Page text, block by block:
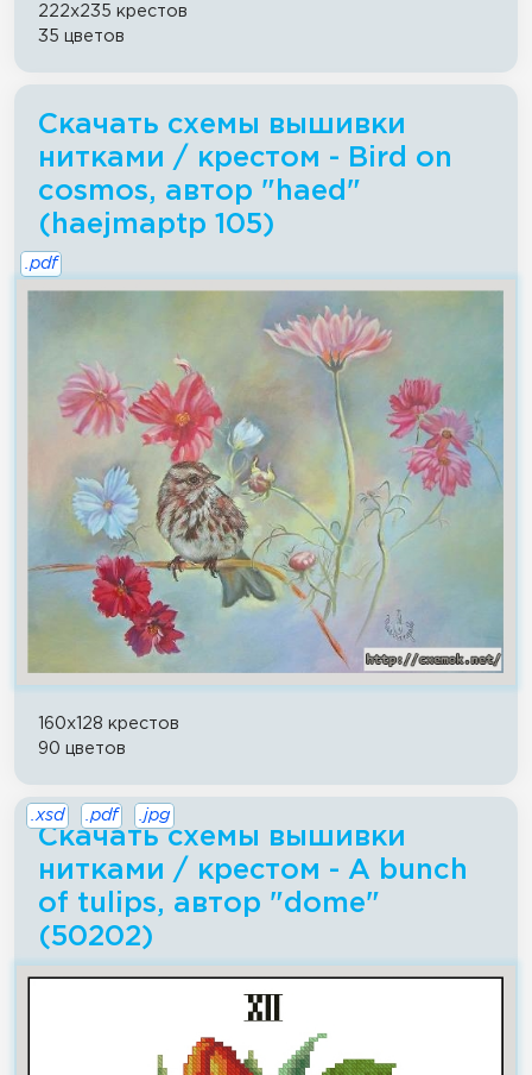
222x235 крестов
35 цветов
Скачать схемы вышивки
нитками / крестом - Bird on
cosmos, автор "haed"
(haejmaptp 105)
.pdf
160x128 крестов
90 цветов
Скачать схемы вышивки
нитками / крестом - A bunch
of tulips, автор "dome"
(50202)
.xsd .pdf .jpg